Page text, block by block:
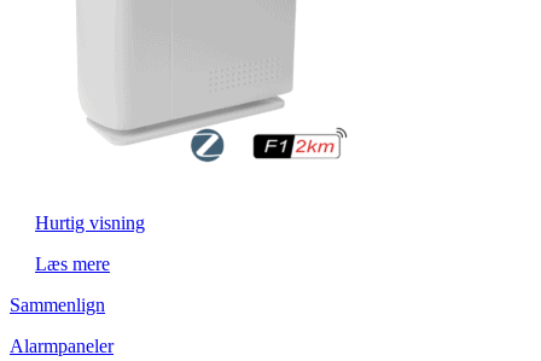
Hurtig visning
Læs mere
Sammenlign
Alarmpaneler